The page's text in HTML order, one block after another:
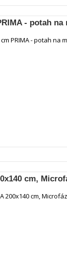
- potah
cm,